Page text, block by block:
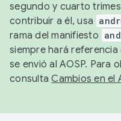
segundo y cuarto
contribuir a él, usa
rama del manifiesto
siempre hará
se envió al AOSP. Para
consultaCambios en el